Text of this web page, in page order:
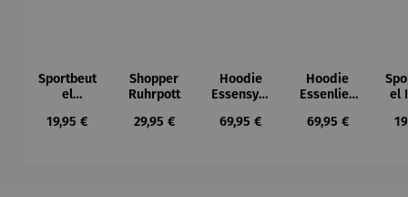
Sportbeut
el
Regulärer Preis:
19,95 €
Shopper
Ruhrpott
Regulärer Preis:
29,95 €
Hoodie
Essensym
Regulärer Preis:
69,95 €
Hoodie
Essenlieb
Regulärer Preis:
69,95 €
el